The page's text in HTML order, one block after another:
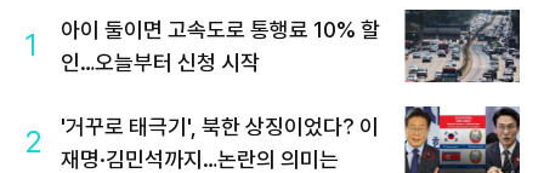
1
아이 둘이면 고속도로 통행료 10% 할
인…오늘부터 신청 시작
2
'거꾸로 태극기', 북한 상징이었다? 이
재명·김민석까지…논란의 의미는